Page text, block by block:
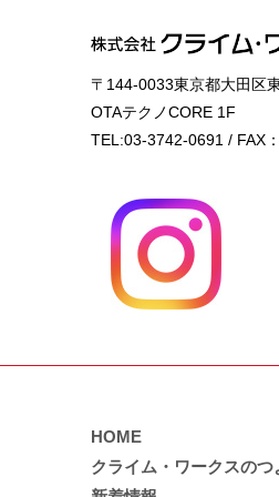
〒144-0033東京都大田区
OTAテクノCORE 1F
TEL:03-3742-0691 / FAX
HOME
クライム・ワークスのつ